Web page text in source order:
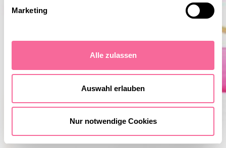
Marketing
Alle zulassen
Auswahl erlauben
Nur notwendige Cookies